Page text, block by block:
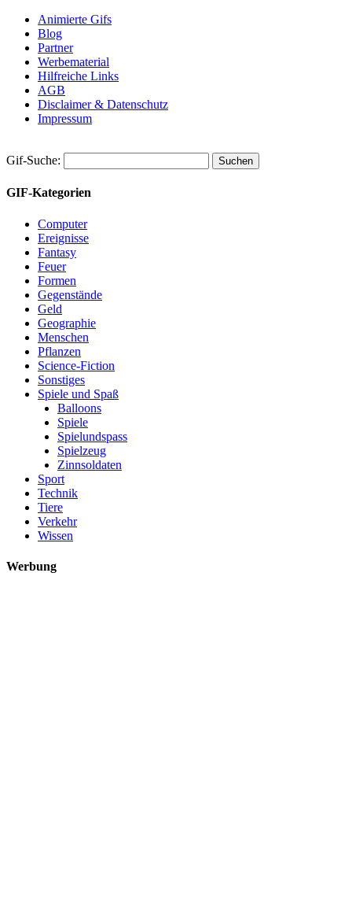
Animierte Gifs
Blog
Partner
Werbematerial
Hilfreiche Links
AGB
Disclaimer & Datenschutz
Impressum
Gif-Suche:
GIF-Kategorien
Computer
Ereignisse
Fantasy
Feuer
Formen
Gegenstände
Geld
Geographie
Menschen
Pflanzen
Science-Fiction
Sonstiges
Spiele und Spaß
Balloons
Spiele
Spielundspass
Spielzeug
Zinnsoldaten
Sport
Technik
Tiere
Verkehr
Wissen
Werbung